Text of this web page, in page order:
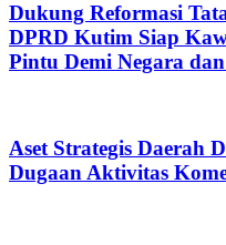
Dukung Reformasi
DPRD Kutim Siap
Pintu Demi Negara
Aset Strategis Daerah
Dugaan Aktivitas